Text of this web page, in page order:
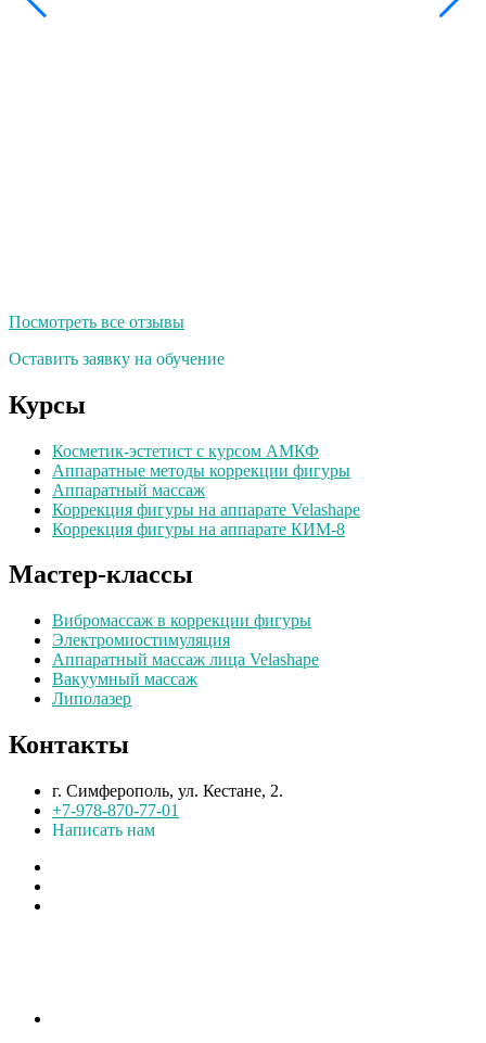
Посмотреть все отзывы
Оставить заявку на обучение
Курсы
Косметик-эстетист с курсом АМКФ
Аппаратные методы коррекции фигуры
Аппаратный массаж
Коррекция фигуры на аппарате Velashape
Коррекция фигуры на аппарате КИМ-8
Мастер-классы
Вибромассаж в коррекции фигуры
Электромиостимуляция
Аппаратный массаж лица Velashape
Вакуумный массаж
Липолазер
Контакты
г. Симферополь, ул. Кестане, 2.
+7-978-870-77-01
Написать нам